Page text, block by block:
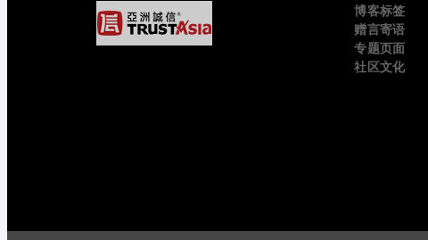
博客标签
赠言寄语
专题页面
社区文化